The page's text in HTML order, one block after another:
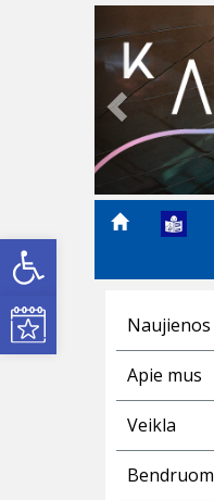
Open toolbar
Kultūros renginiai
Previous
Naujienos
Apie mus
Veikla